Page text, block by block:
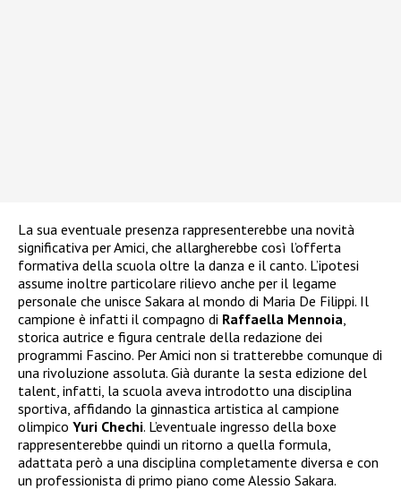
La sua eventuale presenza rappresenterebbe una novità
significativa per Amici, che allargherebbe così l’offerta
formativa della scuola oltre la danza e il canto. L’ipotesi
assume inoltre particolare rilievo anche per il legame
personale che unisce Sakara al mondo di Maria De Filippi. Il
campione è infatti il compagno di Raffaella Mennoia
storica autrice e figura centrale della redazione dei
programmi Fascino. Per Amici non si tratterebbe comunque di
una rivoluzione assoluta. Già durante la sesta edizione del
talent, infatti, la scuola aveva introdotto una disciplina
sportiva, affidando la ginnastica artistica al campione
olimpico Yuri Chechi. L’eventuale ingresso della boxe
rappresenterebbe quindi un ritorno a quella formula,
adattata però a una disciplina completamente diversa e con
un professionista di primo piano come Alessio Sakara.